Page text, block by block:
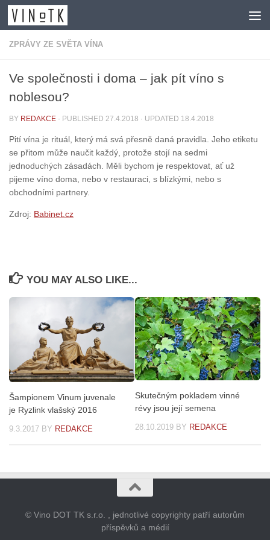
Skip to content
ZPRÁVY ZE SVĚTA VÍNA
Ve společnosti i doma – jak pít víno s
noblesou?
BY REDAKCE · PUBLISHED 27.4.2018 · UPDATED 18.4.2018
Pití vína je rituál, který má svá přesně daná pravidla. Jeho etiketu
se přitom může naučit každý, protože stojí na sedmi
jednoduchých zásadách. Měli bychom je respektovat, ať už
pijeme víno doma, nebo v restauraci, s blízkými, nebo s
obchodními partnery.
Zdroj: Babinet.cz
YOU MAY ALSO LIKE...
Šampionem Vinum juvenale
je Ryzlink vlašský 2016
9.3.2017 BY REDAKCE
Skutečným pokladem vinné
révy jsou její semena
28.10.2019 BY REDAKCE
© Vino DOT TK s.r.o. , jednotlivé copyrighty patří autorům
příspěvků a médií